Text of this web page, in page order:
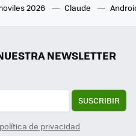
2026 Claude
NEWSLETTER
SUSCRIBIR
política de privacidad